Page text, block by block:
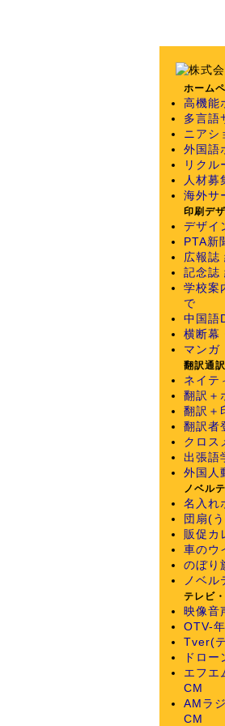
ホーム
高機能
多言語
ニアシ
外国語
リクル
人材募
海外サ
印刷デ
デザイ
PTA新
広報誌
記念誌
学校案
で
中国語
横断幕
マンガ
翻訳通
ネイテ
翻訳＋
翻訳＋
翻訳者
クロス
出張語
外国人
ノベル
名入れ
団扇(
販促カ
車のウ
のぼり
ノベル
テレビ
映像音
OTV-
Tver(
ドロー
エフエ
CM
AMラ
CM